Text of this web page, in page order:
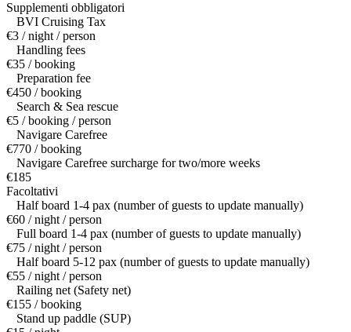
Supplementi obbligatori
BVI Cruising Tax
€3 / night / person
Handling fees
€35 / booking
Preparation fee
€450 / booking
Search & Sea rescue
€5 / booking / person
Navigare Carefree
€770 / booking
Navigare Carefree surcharge for two/more weeks
€185
Facoltativi
Half board 1-4 pax (number of guests to update manually)
€60 / night / person
Full board 1-4 pax (number of guests to update manually)
€75 / night / person
Half board 5-12 pax (number of guests to update manually)
€55 / night / person
Railing net (Safety net)
€155 / booking
Stand up paddle (SUP)